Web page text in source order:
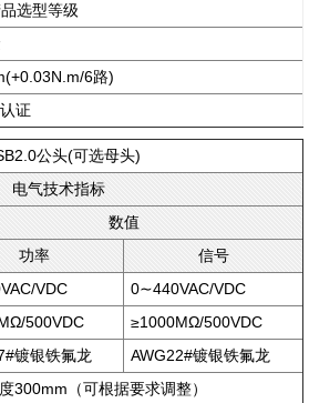
选型等级
6路)
证
公头(可选母头)
电气技术指标
数值
功率
信号
VDC 0∼440VAC/VDC
500VDC ≥1000MΩ/500VDC
镀银铁氟龙 AWG22#镀银铁氟龙
300mm（可根据要求调整）